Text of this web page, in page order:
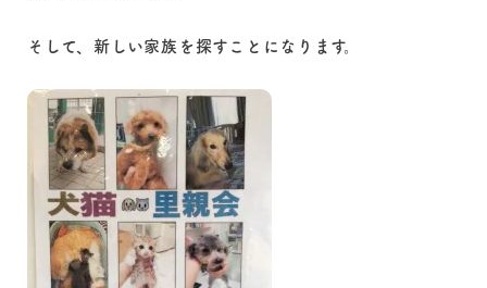
そして、新しい家族を探すことになります。